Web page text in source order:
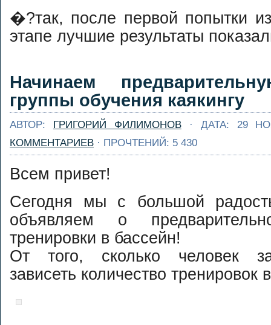
�?так, после первой попытки
этапе лучшие результаты
Начинаем
группы обучения каякингу
АВТОР: ГРИГОРИЙ ФИЛИМОНОВ· ДАТА: 29
КОММЕНТАРИЕВ · ПРОЧТЕНИЙ: 5 430
Всем привет!
Сегодня мы с большой
объявляем о
тренировки в бассейн!
От того, сколько человек
зависеть количество тренировок